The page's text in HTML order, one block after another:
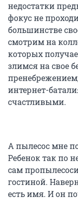
недостатки
фокус не
большинстве
смотрим на
которых
злимся на свое
интернет-
счастливыми.
А пылесос мне
Ребенок так по
сам
гостиной.
есть имя. И он